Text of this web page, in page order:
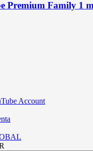
Premium Family 1
Account